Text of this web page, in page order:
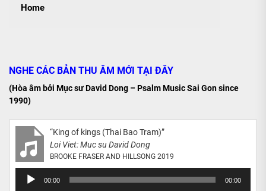
THRU
Home
NGHE CÁC BẢN THU ÂM MỚI TẠI ĐÂY
(Hòa âm bởi Mục sư David Dong – Psalm Music Sai Gon since
1990)
“King of kings (Thai Bao Tram)”
Loi Viet: Muc su David Dong
BROOKE FRASER AND HILLSONG 2019
Audio
Player
00:00 00:00